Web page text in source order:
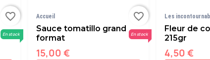
En stock
favorite_border Accueil
Sauce tomatillo grand
format
15,00 €
En stock
favorite_border Les
Fleur de
215gr
4,50 €